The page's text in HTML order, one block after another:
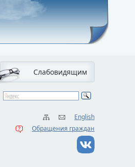
Слабовидящим
English
Обращения граждан